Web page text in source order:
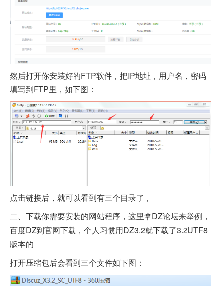
然后打开你安装好的FTP软件，把IP地址，用户名，密码
填写到FTP里，如下图：
点击链接后，就可以看到有三个目录了，
二、下载你需要安装的网站程序，这里拿DZ论坛来举例，
百度DZ到官网下载，个人习惯用DZ3.2就下载了3.2UTF8
版本的
打开压缩包后会看到三个文件如下图：